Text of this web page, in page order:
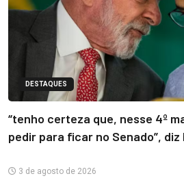
DESTAQUES
“tenho certeza que, nesse 4º
pedir para ficar no Senado”, diz
3 de agosto de 2026